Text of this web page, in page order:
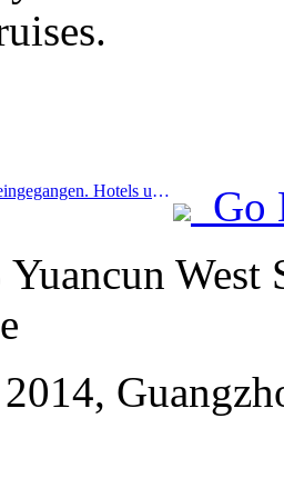
Prev:Buchungen sind eingegangen. Hotels und B&B-Händler sind bei Buchungen gleichermaßen beliebt. Die durchschnittlichen Buchungsraten zum Nationalfeiertag liegen bei 24,97 % bzw. 24,49 %.
Go
West